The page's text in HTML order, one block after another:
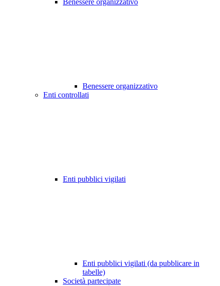
Benessere organizzativo
Benessere organizzativo
Enti controllati
Enti pubblici vigilati
Enti pubblici vigilati (da pubblicare in
tabelle)
Società partecipate